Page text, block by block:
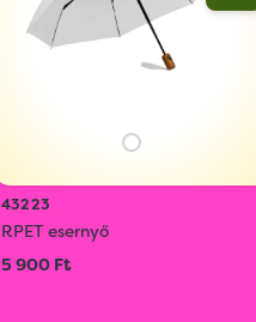
43223
RPET esernyő
5 900 Ft